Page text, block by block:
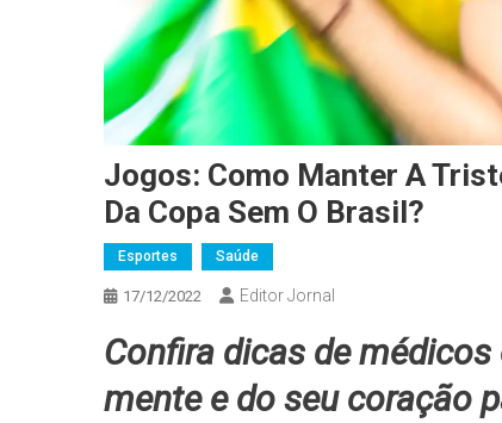
Jogos: Como Manter A
Da Copa Sem O Brasil?
Esportes Saúde
17/12/2022 Editor Jornal
Confira dicas de
mente e do seu coração